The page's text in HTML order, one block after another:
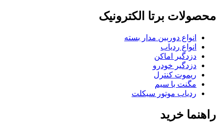
محصولات برتا الکترونیک
انواع دوربین مدار بسته
انواع ردیاب
دزدگیر اماکن
دزدگیر خودرو
ریموت کنترل
مگنت با سیم
ردیاب موتور سیکلت
راهنما خرید